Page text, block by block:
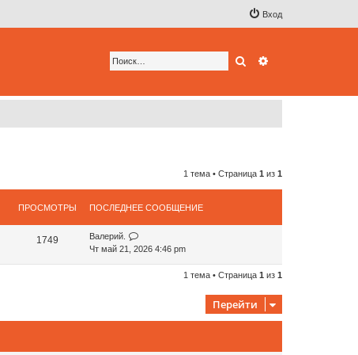
Вход
Поиск
1 тема • Страница 1 из 1
ПРОСМОТРЫ ПОСЛЕДНЕЕ СООБЩЕНИЕ
1749
Валерий.
Чт май 21, 2026 4:46 pm
1 тема • Страница 1 из 1
Перейти